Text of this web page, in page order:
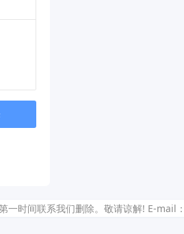
一时间联系我们删除。敬请谅解! E-